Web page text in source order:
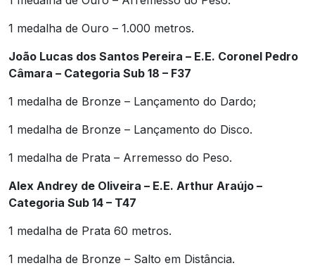
1 medalha de Ouro – 1.000 metros.
João Lucas dos Santos Pereira – E.E. Coronel Pedro
Câmara – Categoria Sub 18 – F37
1 medalha de Bronze – Lançamento do Dardo;
1 medalha de Bronze – Lançamento do Disco.
1 medalha de Prata – Arremesso do Peso.
Alex Andrey de Oliveira – E.E. Arthur Araújo –
Categoria Sub 14 – T47
1 medalha de Prata 60 metros.
1 medalha de Bronze – Salto em Distância.